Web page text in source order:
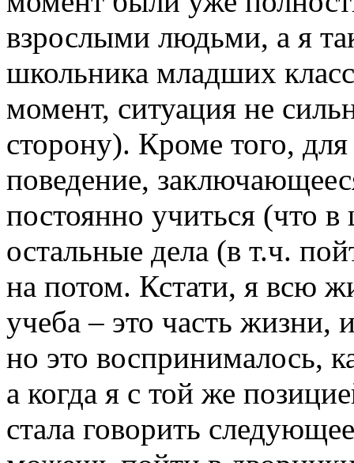
взрослыми людьми, а я
школьника младших
момент, ситуация не
сторону). Кроме того,
поведение,
постоянно учиться (что
остальные дела (в т.ч.
на потом. Кстати, я всю
учеба – это часть жизни,
но это воспринималось,
а когда я с той же
стала говорить